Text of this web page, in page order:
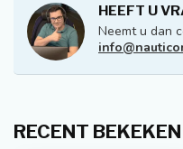
HEEFT U
Neemt u dan
RECENT BEKEKEN